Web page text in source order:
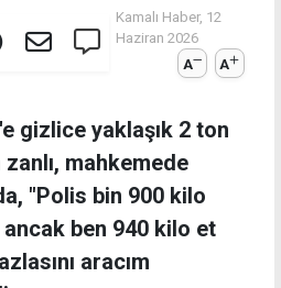
Kamalı Haber, 12
Haziran 2026
A
A
gizlice yaklaşık 2 ton
mahkemede
"Polis bin 900 kilo
ben 940 kilo et
aracım